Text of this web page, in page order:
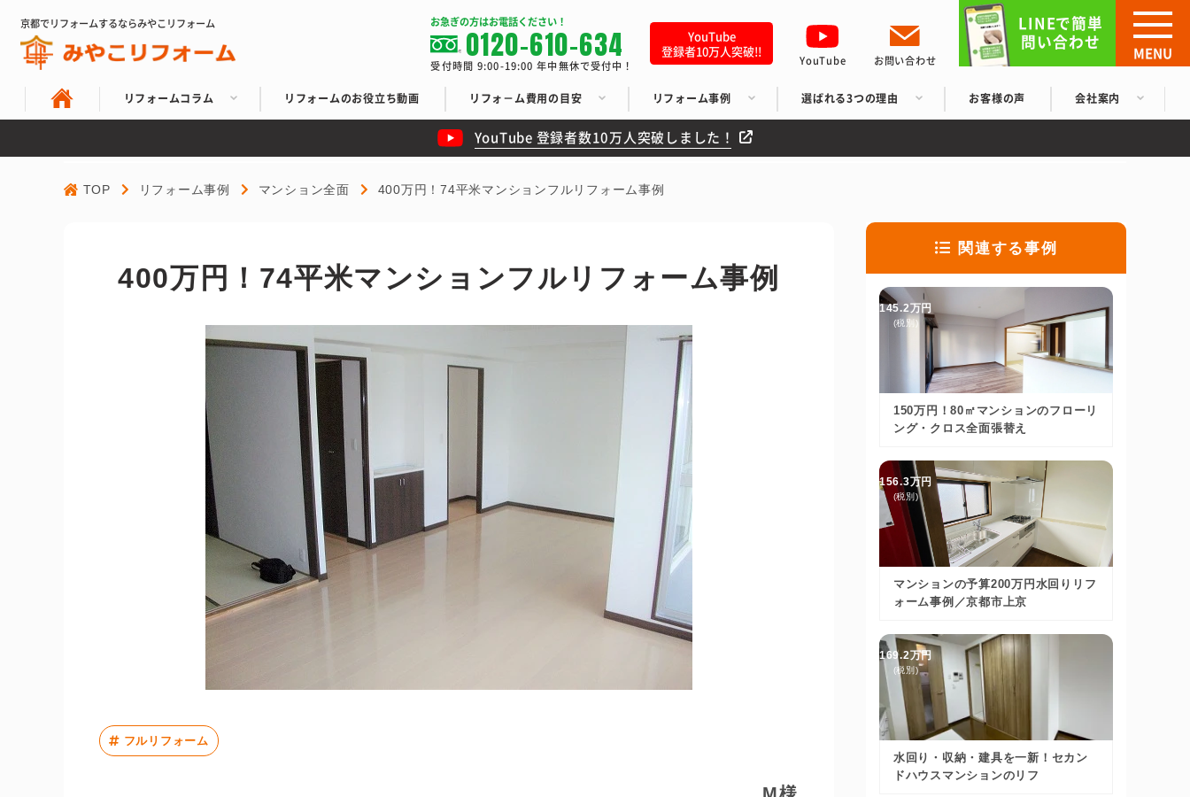
京都でリフォームするならみやこリフォーム お急ぎの方はお電話ください！
0120-610-634
受付時間 9:00-19:00 年中無休で受付中！
YouTube
登録者10万人突破!!
YouTube お問い合わせ
リフォームコラム リフォームのお役立ち動画 リフォ－ム費用の目安 リフォーム事例 選ばれる3つの理由 お客様の声 会社案内
YouTube 登録者数10万人突破しました！
LINEで簡単
問い合わせ
MENU
TOP リフォーム事例 マンション全面 400万円！74平米マンションフルリフォーム事例
400万円！74平米マンションフルリフォーム事例
フルリフォーム
関連する事例
145.2万円
(税別)
150万円！80㎡マンションのフローリ
ング・クロス全面張替え
156.3万円
(税別)
マンションの予算200万円水回りリフ
ォーム事例／京都市上京
169.2万円
(税別)
水回り・収納・建具を一新！セカン
ドハウスマンションのリフ